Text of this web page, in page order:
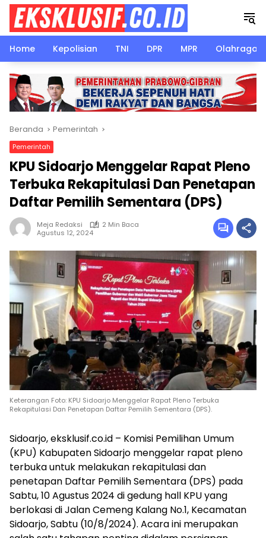
Langsung
konten
Home
Kepolisian TNI DPR MPR Olahraga
Beranda Pemerintah
Pemerintah
KPU Sidoarjo Menggelar Rapat Pleno
Terbuka Rekapitulasi Dan Penetapan
Daftar Pemilih Sementara (DPS)
Meja Redaksi
2 Min Baca
Agustus 12, 2024
Keterangan Foto: KPU Sidoarjo Menggelar Rapat Pleno Terbuka
Rekapitulasi Dan Penetapan Daftar Pemilih Sementara (DPS).
Sidoarjo, eksklusif.co.id – Komisi Pemilihan Umum
(KPU) Kabupaten Sidoarjo menggelar rapat pleno
terbuka untuk melakukan rekapitulasi dan
penetapan Daftar Pemilih Sementara (DPS) pada
Sabtu, 10 Agustus 2024 di gedung hall KPU yang
berlokasi di Jalan Cemeng Kalang No.1, Kecamatan
Sidoarjo, Sabtu (10/8/2024). Acara ini merupakan